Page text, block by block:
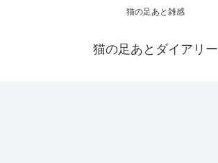
猫の足あと雑感
猫の足あとダイアリー